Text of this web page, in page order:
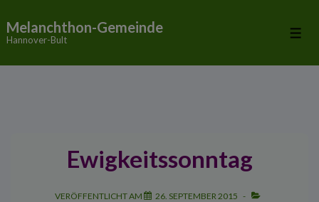
Zum
Melanchthon-Gemeinde
Hannover-Bult
Ewigkeitssonntag
VERÖFFENTLICHT AM
26. SEPTEMBER 2015